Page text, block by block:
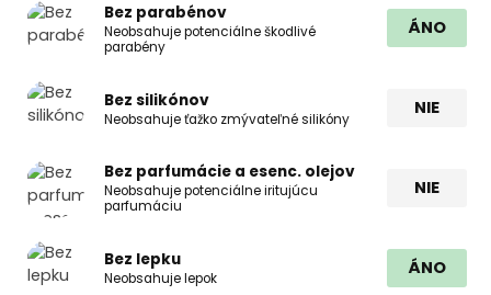
Bez parabénov
Neobsahuje potenciálne škodlivé
parabény
ÁNO
Bez silikónov
Neobsahuje ťažko zmývateľné silikóny
NIE
Bez parfumácie a esenc. olejov
Neobsahuje potenciálne iritujúcu
parfumáciu
NIE
Bez lepku
Neobsahuje lepok
ÁNO